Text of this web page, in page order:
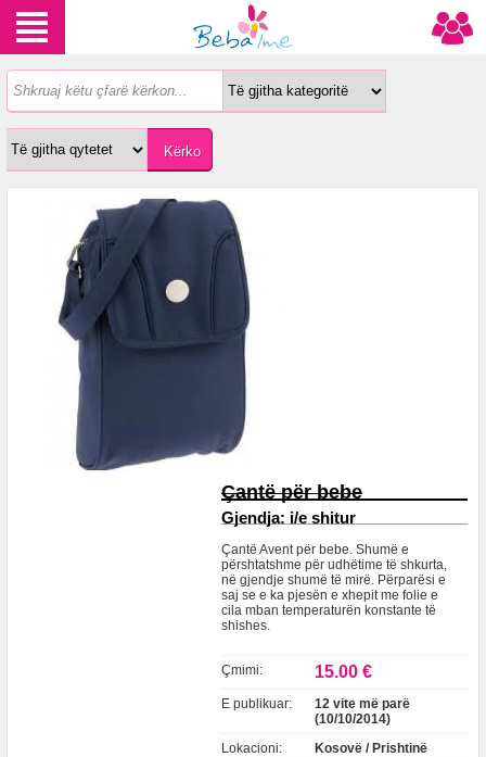
Çantë për bebe
Gjendja: i/e shitur
Çantë Avent për bebe. Shumë e
përshtatshme për udhëtime të shkurta,
në gjendje shumë të mirë. Përparësi e
saj se e ka pjesën e xhepit me folie e
cila mban temperaturën konstante të
shishes.
Çmimi: 15.00 €
E publikuar:
12 vite më parë
(10/10/2014)
Lokacioni:
Kosovë / Prishtinë